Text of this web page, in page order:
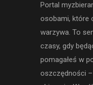
Portal
osobami, które
warzywa. To
czasy, gdy
pomagałeś w
oszczędności